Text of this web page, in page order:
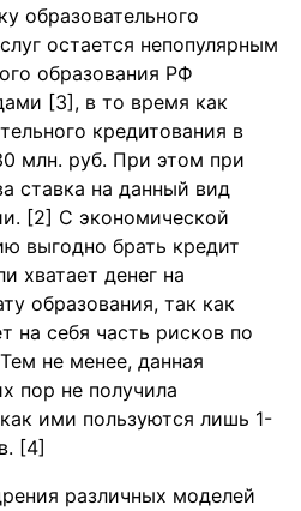
образовательного
остается непопулярным
образования РФ
[3], в то время как
кредитования в
млн. руб. При этом при
ставка на данный вид
[2] С экономической
выгодно брать кредит
хватает денег на
образования, так как
на себя часть рисков по
не менее, данная
пор не получила
ими пользуются лишь 1-
[4]
различных моделей